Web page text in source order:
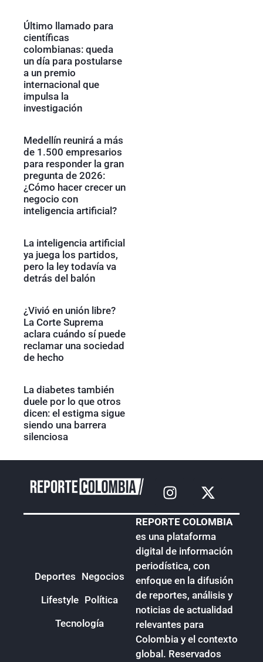
Último llamado para
científicas
colombianas: queda
un día para postularse
a un premio
internacional que
impulsa la
investigación
Medellín reunirá a más
de 1.500 empresarios
para responder la gran
pregunta de 2026:
¿Cómo hacer crecer un
negocio con
inteligencia artificial?
La inteligencia artificial
ya juega los partidos,
pero la ley todavía va
detrás del balón
¿Vivió en unión libre?
La Corte Suprema
aclara cuándo sí puede
reclamar una sociedad
de hecho
La diabetes también
duele por lo que otros
dicen: el estigma sigue
siendo una barrera
silenciosa
Deportes Negocios
Lifestyle Política
Tecnología
REPORTE COLOMBIA
es una plataforma
digital de información
periodística, con
enfoque en la difusión
de reportes, análisis y
noticias de actualidad
relevantes para
Colombia y el contexto
global. Reservados